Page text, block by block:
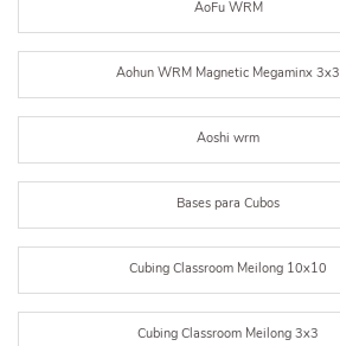
AoFu WRM
Aohun WRM Magnetic Megaminx 3x3
Aoshi wrm
Bases para Cubos
Cubing Classroom Meilong 10x10
Cubing Classroom Meilong 3x3